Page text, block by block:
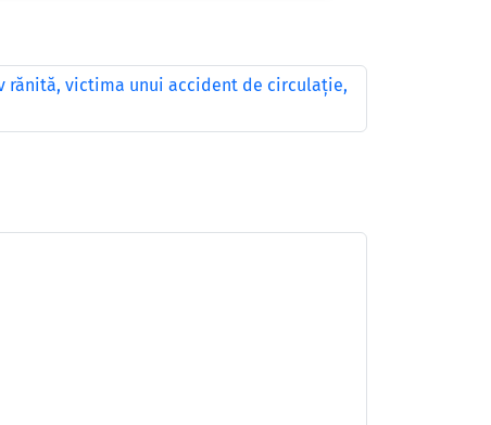
rănită, victima unui accident de circulaţie,